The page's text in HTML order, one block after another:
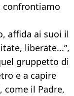
confrontiamo
affida ai suoi il
liberate...”,
gruppetto di
e a capire
come il Padre,